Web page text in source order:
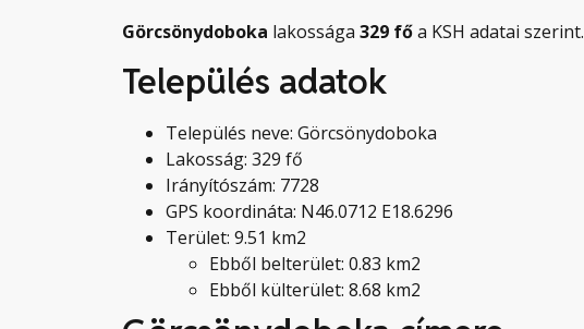
Görcsönydoboka lakossága 329 főa KSH adatai szerint.
Település adatok
Település neve: Görcsönydoboka
Lakosság: 329 fő
Irányítószám: 7728
GPS koordináta: N46.0712 E18.6296
Terület: 9.51 km2
Ebből belterület: 0.83 km2
Ebből külterület: 8.68 km2